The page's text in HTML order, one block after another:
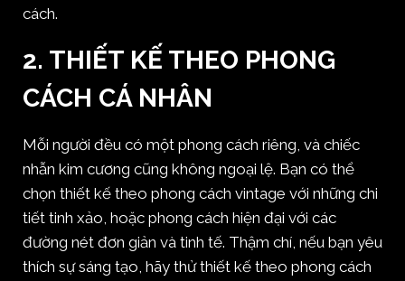
cách.
2. THIẾT KẾ THEO PHONG
CÁCH CÁ NHÂN
Mỗi người đều có một phong cách riêng, và chiếc
nhẫn kim cương cũng không ngoại lệ. Bạn có thể
chọn thiết kế theo phong cách vintage với những chi
tiết tinh xảo, hoặc phong cách hiện đại với các
đường nét đơn giản và tinh tế. Thậm chí, nếu bạn yêu
thích sự sáng tạo, hãy thử thiết kế theo phong cách